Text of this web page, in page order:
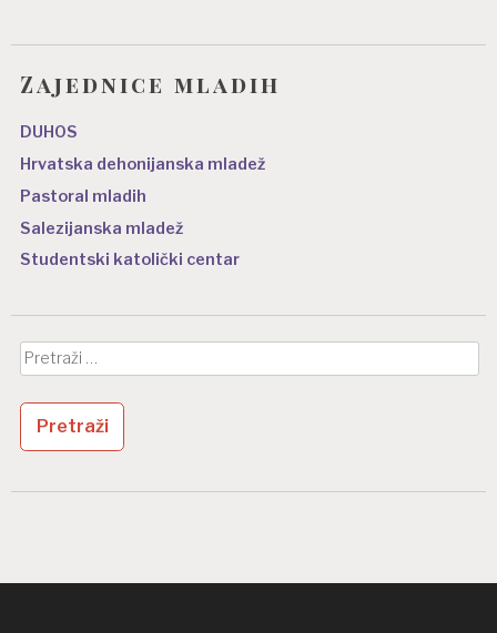
Zajednice mladih
DUHOS
Hrvatska dehonijanska mladež
Pastoral mladih
Salezijanska mladež
Studentski katolički centar
Pretraži: